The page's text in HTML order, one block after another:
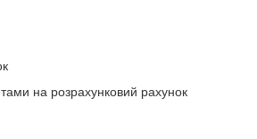
на розрахунковий рахунок